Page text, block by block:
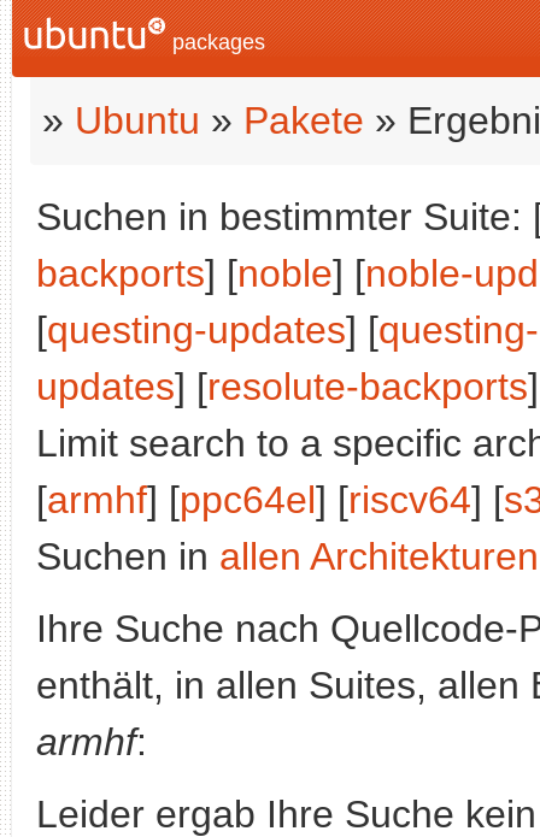
packages
» Ubuntu » Pakete »
Suchen in bestimmter Suite:
backports] [noble] [noble-
[questing-updates] [
updates] [resolute-backports
Limit search to a specific
[armhf] [ppc64el] [riscv64] [
Suchen in allen Architekturen
Ihre Suche nach
enthält, in allen Suites, allen
armhf:
Leider ergab Ihre Suche